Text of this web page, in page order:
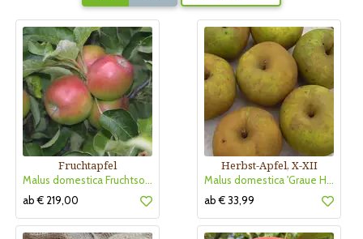
Fruchtapfel
Malus domestica Fruchtsorte
ab € 219,00
Herbst-Apfel, X-XII
Malus domestica 'Graue Herbstrenette'
ab € 33,99